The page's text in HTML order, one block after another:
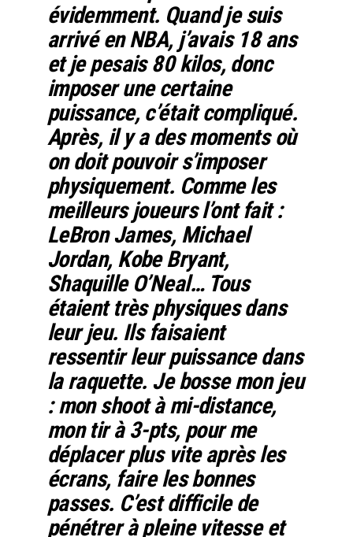
évidemment. Quand je suis
arrivé en NBA, j’avais 18 ans
et je pesais 80 kilos, donc
imposer une certaine
puissance, c’était compliqué.
Après, il y a des moments où
on doit pouvoir s’imposer
physiquement. Comme les
meilleurs joueurs l’ont fait :
LeBron James, Michael
Jordan, Kobe Bryant,
Shaquille O’Neal… Tous
étaient très physiques dans
leur jeu. Ils faisaient
ressentir leur puissance dans
la raquette. Je bosse mon jeu
: mon shoot à mi-distance,
mon tir à 3-pts, pour me
déplacer plus vite après les
écrans, faire les bonnes
passes. C’est difficile de
pénétrer à pleine vitesse et